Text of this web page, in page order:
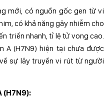
mới, có nguồn gốc gen từ vi
có khả năng gây nhiễm cho
triển nhanh, tỉ lệ tử vong cao.
A (H7N9) hiện tại chưa được
sự lây truyền vi rút từ người
(H7N9):